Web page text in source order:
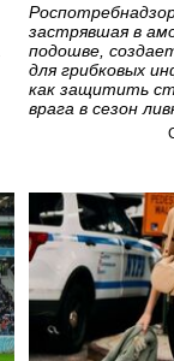
застрявшая в
подошве,
для грибковых
как защитить
врага в сезон